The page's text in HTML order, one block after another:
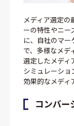
メディア選定の
ーの特性やニー
に、自社のマ
で、多様なメデ
選定したメディ
シミュレーショ
効果的なメディ
コンバー